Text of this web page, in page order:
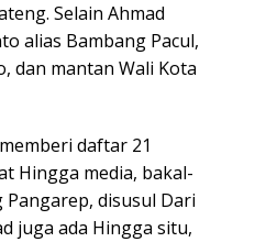
Selain Ahmad
alias Bambang Pacul,
dan mantan Wali Kota
daftar 21
Hingga media, bakal-
disusul Dari
juga ada Hingga situ,